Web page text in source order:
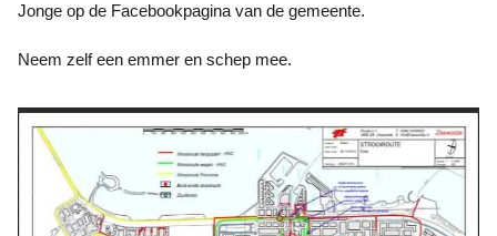
Jonge op de Facebookpagina van de gemeente.
Neem zelf een emmer en schep mee.